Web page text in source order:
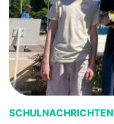
SCHULNACHRICHTEN